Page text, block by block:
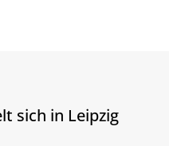
sich in Leipzig